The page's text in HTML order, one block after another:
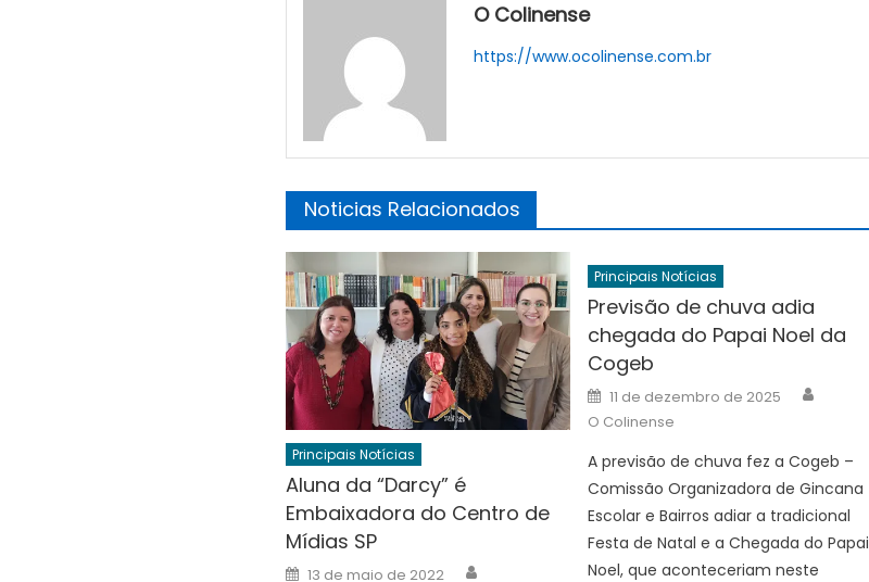
O Colinense
https://www.ocolinense.com.br
Noticias Relacionados
Principais Notícias
Aluna da “Darcy” é
Embaixadora do Centro de
Mídias SP
Posted
13 de maio de 2022
Principais Notícias
Previsão de chuva adia
chegada do Papai Noel da
Cogeb
Posted
on
11 de dezembro de 2025
O Colinense
A previsão de chuva fez a Cogeb –
Comissão Organizadora de Gincana
Escolar e Bairros adiar a tradicional
Festa de Natal e a Chegada do Papai
Noel, que aconteceriam neste